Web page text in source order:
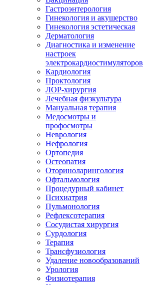
Гастроэнтерология
Гинекология и акушерство
Гинекология эстетическая
Дерматология
Диагностика и изменение
настроек
электрокардиостимуляторов
Кардиология
Проктология
ЛОР-хирургия
Лечебная физкультура
Мануальная терапия
Медосмотры и
профосмотры
Неврология
Нефрология
Ортопедия
Остеопатия
Оториноларингология
Офтальмология
Процедурный кабинет
Психиатрия
Пульмонология
Рефлексотерапия
Сосудистая хирургия
Сурдология
Терапия
Трансфузиология
Удаление новообразований
Урология
Физиотерапия